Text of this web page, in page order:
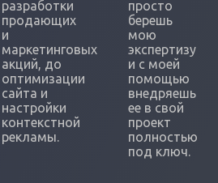
разработки
продающих
и
маркетинговых
акций, до
оптимизации
сайта и
настройки
контекстной
рекламы.
просто
берешь
мою
экспертизу
и с моей
помощью
внедряешь
ее в свой
проект
полностью
под ключ.